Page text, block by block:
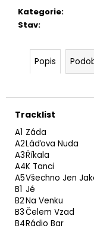
Kategorie:
Stav:
Popis
Tracklist
A1 Záda
A2Láďova Nuda
A3Říkala
A4K Tanci
A5Všechno Jen
B1 Jé
B2Na Venku
B3Čelem Vzad
B4Rádio Bar